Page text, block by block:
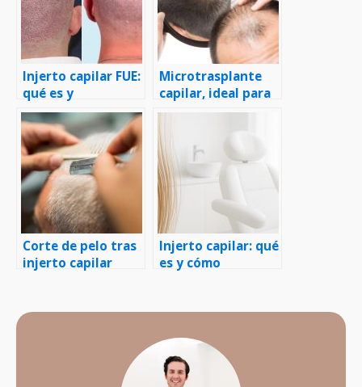
Injerto capilar FUE:
qué es y
diferencias con
FUT
Microtrasplante
capilar, ideal para
restaurar las
Corte de pelo tras
injerto capilar
Injerto capilar: qué
es y cómo